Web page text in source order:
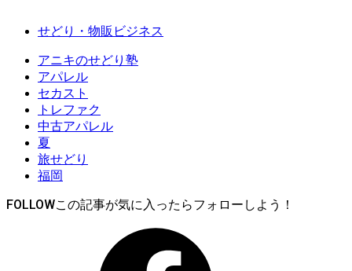
せどり・物販ビジネス
アニキのせどり塾
アパレル
セカスト
トレファク
中古アパレル
夏
旅せどり
福岡
FOLLOW